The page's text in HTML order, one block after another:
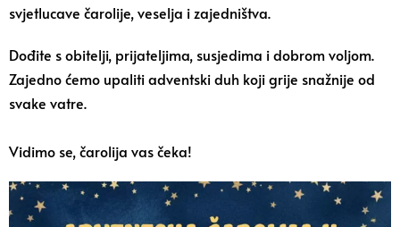
svjetlucave čarolije, veselja i zajedništva.
Dođite s obitelji, prijateljima, susjedima i dobrom voljom.
Zajedno ćemo upaliti adventski duh koji grije snažnije od
svake vatre.
Vidimo se, čarolija vas čeka!